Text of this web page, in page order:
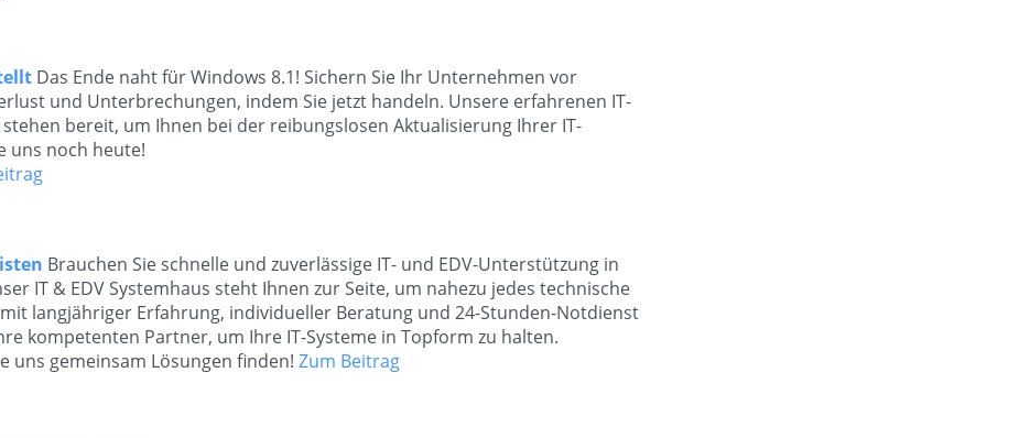
Das Ende naht für Windows 8.1! Sichern Sie Ihr Unternehmen vor
und Unterbrechungen, indem Sie jetzt handeln. Unsere erfahrenen IT-
bereit, um Ihnen bei der reibungslosen Aktualisierung Ihrer IT-
uns noch heute!
Brauchen Sie schnelle und zuverlässige IT- und EDV-Unterstützung in
IT & EDV Systemhaus steht Ihnen zur Seite, um nahezu jedes technische
langjähriger Erfahrung, individueller Beratung und 24-Stunden-Notdienst
kompetenten Partner, um Ihre IT-Systeme in Topform zu halten.
uns gemeinsam Lösungen finden! Zum Beitrag